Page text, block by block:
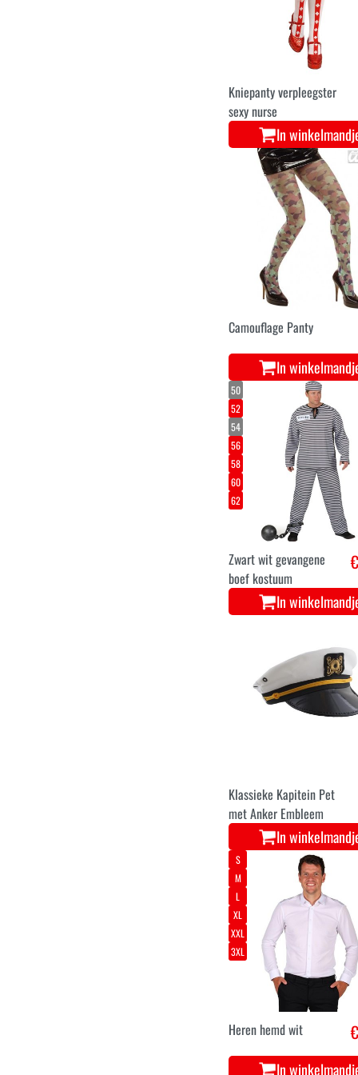
Kniepanty verpleegster
sexy nurse
In
Camouflage Panty
In
50
52
54
56
58
60
62
Zwart wit gevangene
boef kostuum
In
Klassieke Kapitein Pet
met Anker Embleem
In
S
M
L
XL
XXL
3XL
Heren hemd wit
In